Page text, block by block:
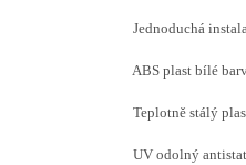
Jednoduchá instalace
ABS plast bílé
Teplotně stálý plast,
UV odolný